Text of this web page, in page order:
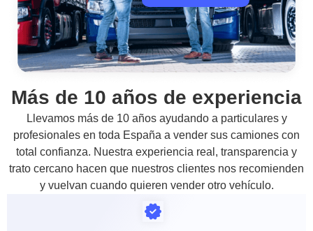
Más de 10 años de experiencia
Llevamos más de 10 años ayudando a particulares y
profesionales en toda España a vender sus camiones con
total confianza. Nuestra experiencia real, transparencia y
trato cercano hacen que nuestros clientes nos recomienden
y vuelvan cuando quieren vender otro vehículo.